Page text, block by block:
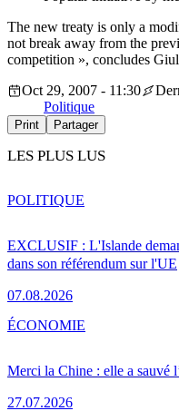
The new treaty is only a
not break away from the
competition », concludes
Oct 29, 2007 - 11:30
Politique
Print Partager
LES PLUS LUS
EXCLUSIF : L'Islande
dans son référendum sur l'UE
07.08.2026
POLITIQUE
Merci la Chine : elle a sauvé
27.07.2026
ÉCONOMIE